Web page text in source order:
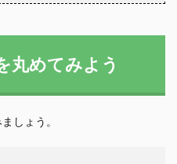
丸めてみよう
しょう。